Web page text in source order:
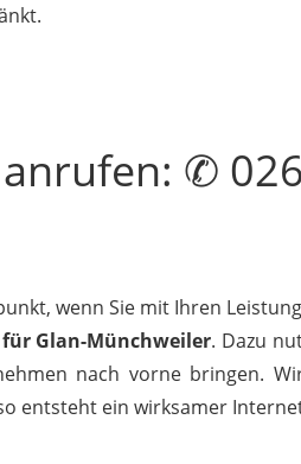
anrufen: ✆
wenn Sie mit Ihren
für Glan-Münchweiler. Dazu
nach vorne bringen.
entsteht ein wirksamer